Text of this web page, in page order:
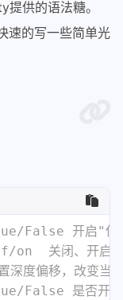
供的语法糖。
速的写一些简单光
False 开启"保守
关闭、开启面
度偏移，改变当
False 是否开启齐